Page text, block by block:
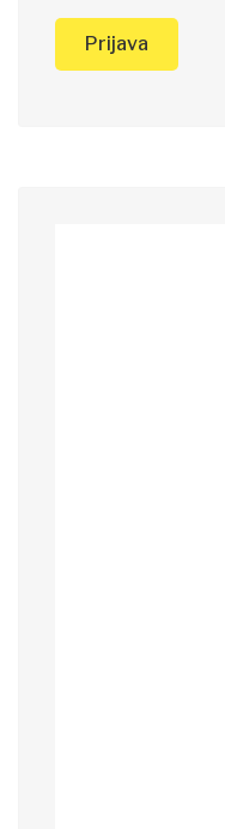
Prijava